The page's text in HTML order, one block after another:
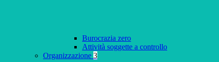
Burocrazia zero
Attività soggette a controllo
Organizzazione 3